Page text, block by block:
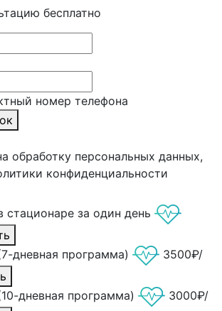
бесплатно
номер телефона
обработку персональных данных,
конфиденциальности
стационаре за один день
дневная программа)
3500₽/
дневная программа)
3000₽/